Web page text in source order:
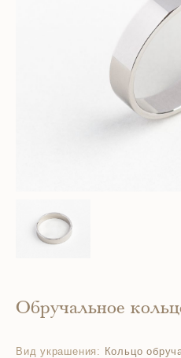
Обручальное
Вид украшения: Кольцо